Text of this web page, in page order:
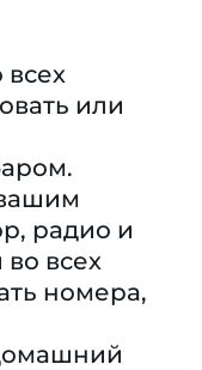
всех
или
радио и
всех
номера,